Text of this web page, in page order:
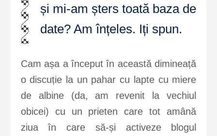
și mi-am șters toată baza de
date? Am înțeles. Iți spun.
Cam așa a început în această dimineață
o discuție la un pahar cu lapte cu miere
de albine (da, am revenit la vechiul
obicei) cu un prieten care tot amână
ziua în care să-și activeze blogul